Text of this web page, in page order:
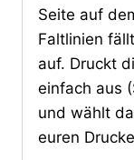
Seite auf
Faltlinien
auf. Druckt
einfach aus
und wählt
euren